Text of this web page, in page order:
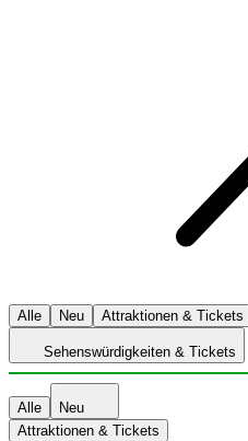
Alle Neu Attraktionen & Tickets
Sehenswürdigkeiten & Tickets
Alle
Neu
Attraktionen & Tickets